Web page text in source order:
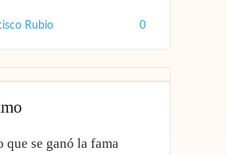
Rubio 0
que se ganó la fama